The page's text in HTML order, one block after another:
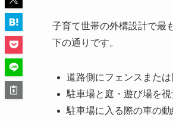
子育て世帯の外構設計で最
下の通りです。
道路側にフェンスまた
駐車場と庭・遊び場を
駐車場に入る際の車の